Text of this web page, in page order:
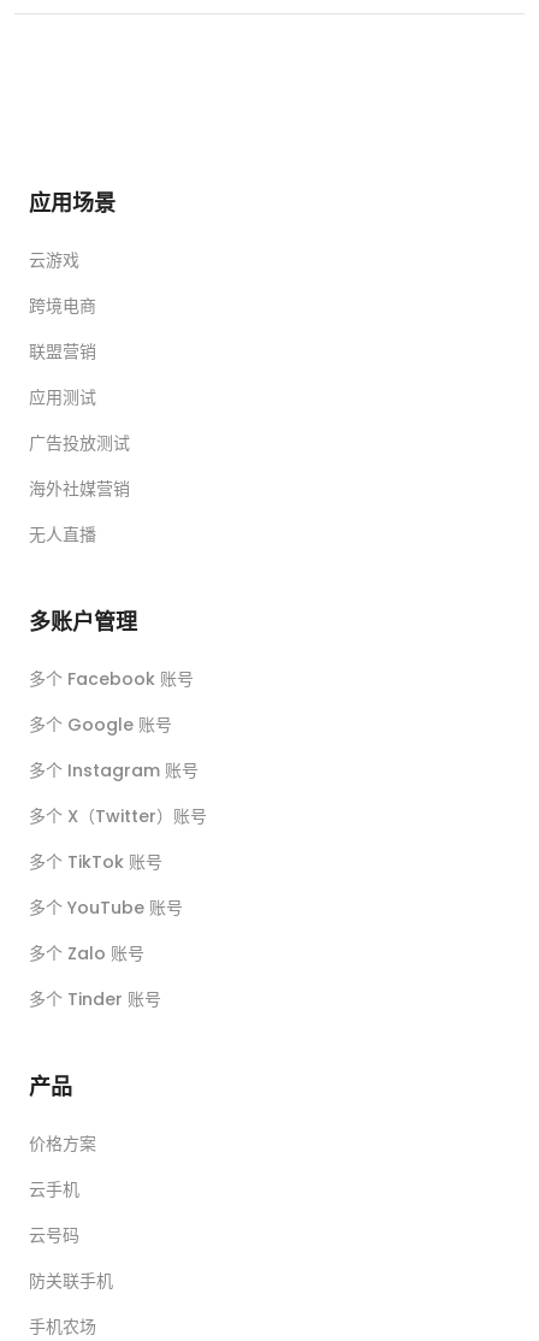
应用场景
云游戏
跨境电商
联盟营销
应用测试
广告投放测试
海外社媒营销
无人直播
多账户管理
多个 Facebook 账号
多个 Google 账号
多个 Instagram 账号
多个 X（Twitter）账号
多个 TikTok 账号
多个 YouTube 账号
多个 Zalo 账号
多个 Tinder 账号
产品
价格方案
云手机
云号码
防关联手机
手机农场